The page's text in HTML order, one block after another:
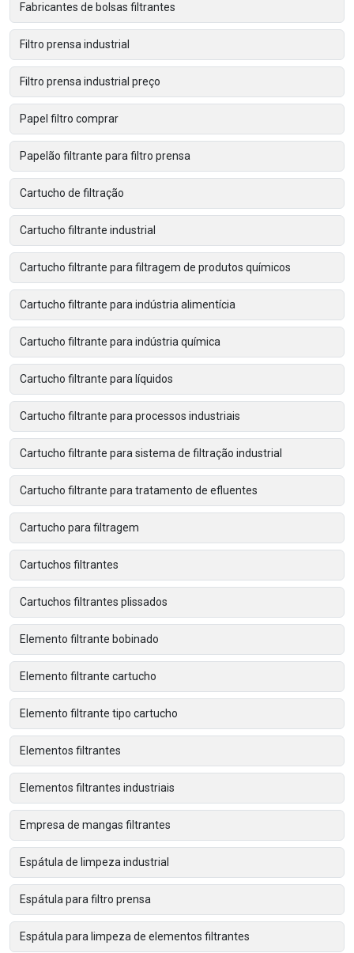
Fabricantes de bolsas filtrantes
Filtro prensa industrial
Filtro prensa industrial preço
Papel filtro comprar
Papelão filtrante para filtro prensa
Cartucho de filtração
Cartucho filtrante industrial
Cartucho filtrante para filtragem de produtos químicos
Cartucho filtrante para indústria alimentícia
Cartucho filtrante para indústria química
Cartucho filtrante para líquidos
Cartucho filtrante para processos industriais
Cartucho filtrante para sistema de filtração industrial
Cartucho filtrante para tratamento de efluentes
Cartucho para filtragem
Cartuchos filtrantes
Cartuchos filtrantes plissados
Elemento filtrante bobinado
Elemento filtrante cartucho
Elemento filtrante tipo cartucho
Elementos filtrantes
Elementos filtrantes industriais
Empresa de mangas filtrantes
Espátula de limpeza industrial
Espátula para filtro prensa
Espátula para limpeza de elementos filtrantes